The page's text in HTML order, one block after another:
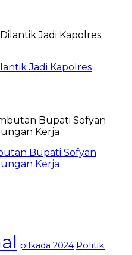
Jadi Kapolres
Bupati Sofyan
Kerja
pilkada 2024 Politik